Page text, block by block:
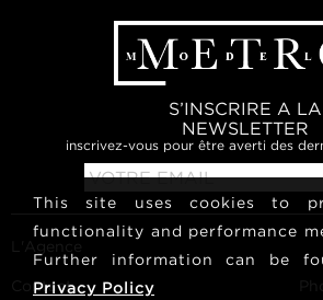
S’INSCRIRE A LA
NEWSLETTER
inscrivez-vous pour être averti des
L'Agence
Contact
This site uses cookies to
functionality and performance
Further information can be
Privacy Policy